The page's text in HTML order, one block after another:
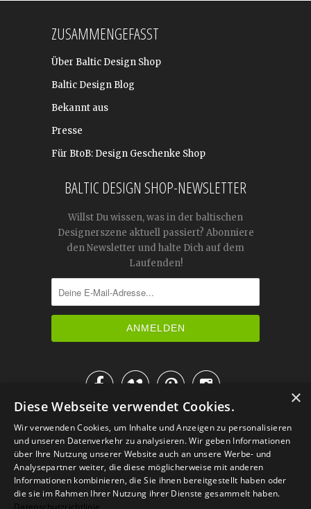
ZUSAMMENGEFASST
Über Baltic Design Shop
Baltic Design Blog
Bekannt aus
Presse
Für BtoB: Design Geschenke Shop
BALTIC DESIGN SHOP-NEWSLETTER
Willst Du wissen, was in der baltischen
Designerszene aktuell passiert? Abonniere
den Newsletter und halte Dich auf dem
Laufenden!

IM KATALOG BLÄTTERN
×
Diese Webseite verwendet Cookies.
Wir verwenden Cookies, um Inhalte und Anzeigen zu personalisieren
und unseren Datenverkehr zu analysieren. Wir geben Informationen
über Ihre Nutzung unserer Website auch an unsere Werbe- und
Analysepartner weiter, die diese möglicherweise mit anderen
Informationen kombinieren, die Sie ihnen bereitgestellt haben oder
die sie im Rahmen Ihrer Nutzung ihrer Dienste gesammelt haben.
Datenschutzrichtlinie